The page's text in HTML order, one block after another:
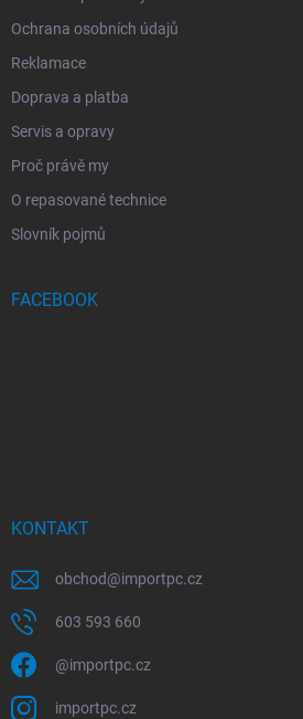
Ochrana osobních údajů
Reklamace
Doprava a platba
Servis a opravy
Proč právě my
O repasované technice
Slovník pojmů
FACEBOOK
KONTAKT
obchod@importpc.cz
603 593 660
@importpc.cz
importpc.cz